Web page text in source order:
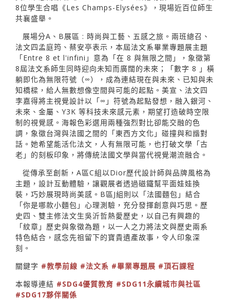
8位學生合唱《Les Champs-Elysées》，現場近百位師生
共襄盛舉。
展場分A、B展區 : 時尚與工藝、五感之旅。兩班總召、
法文四孟庭筠、蔡安亭表示，本屆法文系畢業專題展主題
「Entre 8 et l'infini」意為「在 8 與無限之間」，象徵第
8屆法文系師生同時迎向未知而廣闊的未來；「數字 8 」橫
躺即化為無限符號（∞），成為連結現在與未來、已知與未
知橋樑，給人無數想像空間與可能的起點。美宣、法文四
李嘉得將主視覺設計以「∞」符號為起點發想，融入銀河、
未來、金屬、Y3K 等科技未來感元素，期望打造破時空限
制的視覺感。海報色彩選用兩種強烈對比卻能交融的色
調，象徵台灣與法國之間的「東西方文化」碰撞與和諧對
話。她希望能活化法文，人有無限可能，也打破文學「古
老」的刻板印象，將傳統法國文學與當代視覺潮流融合。
從傳承至創新，A區C組以Dior歷代設計師與品牌風格為
主題，設計互動體驗，讓觀展者透過磁鐵幫平面娃娃換
裝，巧妙展現時尚美感。B區J組則以「法國麵包」結合
「你是哪款小麵包」心理測驗，充分發揮創意與巧思。歷
史四、雙主修法文生吳沂哲熱愛歷史，以自己有興趣的
「紋章」歷史與象徵為題，以一人之力將法文與歷史兩系
特色結合，感念先祖留下的寶貴遺產故事，令人印象深
刻。
關鍵字 #教學前線 #法文系 #畢業專題展 #頂石課程
本報導連結 #SDG4優質教育 #SDG11永續城市與社區
#SDG17夥伴關係